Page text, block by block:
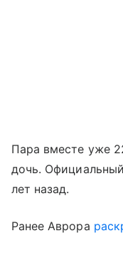
Пара вместе уже
дочь.
лет назад.
Ранее Аврора